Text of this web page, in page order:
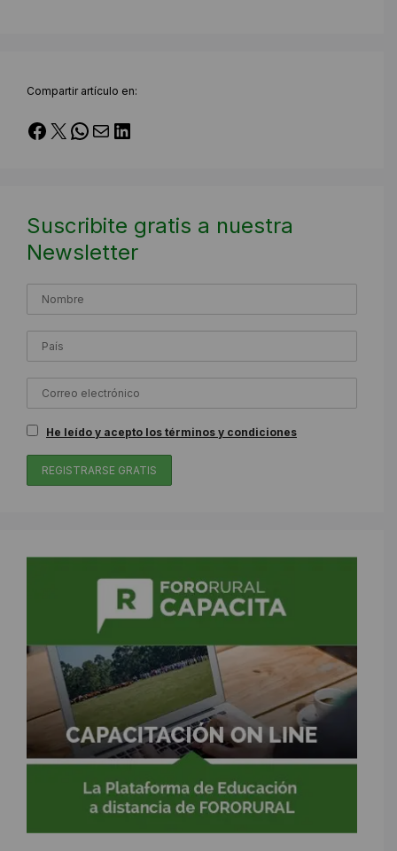
Compartir artículo en:
Facebook
X WhatsApp
Correo electrónico
LinkedIn
Suscribite gratis a nuestra
Newsletter
He leído y acepto los términos y condiciones